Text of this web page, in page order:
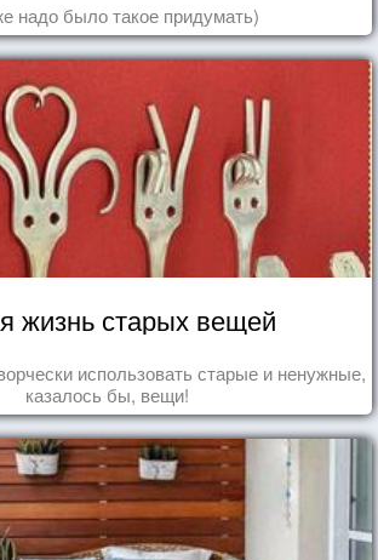
надо было такое придумать)
жизнь старых вещей
использовать старые и ненужные,
казалось бы, вещи!